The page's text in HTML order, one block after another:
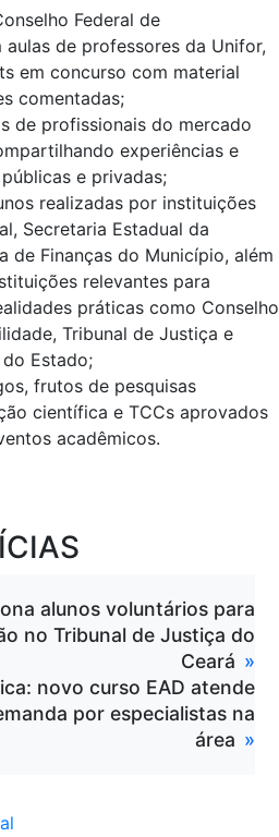
Federal de
de professores da Unifor,
em concurso com material
comentadas;
de profissionais do mercado
experiências e
e privadas;
realizadas por instituições
Secretaria Estadual da
de Finanças do Município, além
relevantes para
práticas como Conselho
Tribunal de Justiça e
Estado;
frutos de pesquisas
científica e TCCs aprovados
acadêmicos.
alunos voluntários para
no Tribunal de Justiça do
Ceará
novo curso EAD atende
por especialistas na
área